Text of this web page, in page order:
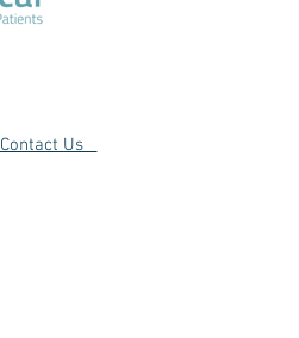
Contact Us